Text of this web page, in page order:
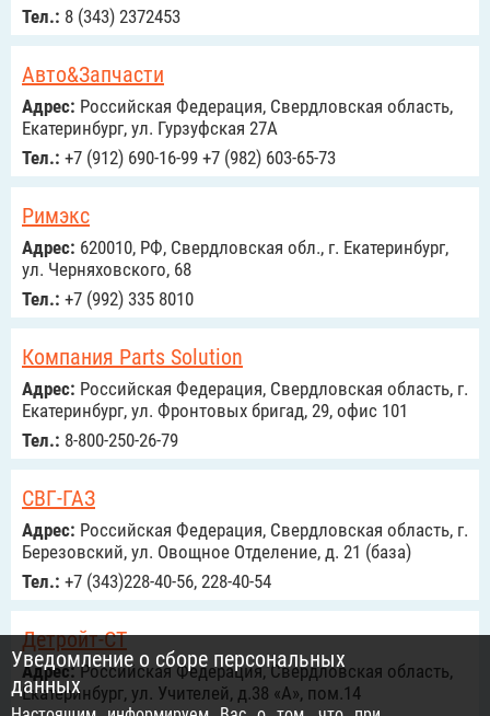
Тел.: 8 (343) 2372453
Авто&Запчасти
Адрес: Российcкая Федерация, Свердловская область,
Екатеринбург, ул. Гурзуфская 27А
Тел.: +7 (912) 690-16-99 +7 (982) 603-65-73
Римэкс
Адрес: 620010, РФ, Свердловская обл., г. Екатеринбург,
ул. Черняховского, 68
Тел.: +7 (992) 335 8010
Компания Parts Solution
Адрес: Российcкая Федерация, Свердловская область, г.
Екатеринбург, ул. Фронтовых бригад, 29, офис 101
Тел.: 8-800-250-26-79
СВГ-ГАЗ
Адрес: Российcкая Федерация, Свердловская область, г.
Березовский, ул. Овощное Отделение, д. 21 (база)
Тел.: +7 (343)228-40-56, 228-40-54
Детройт-СТ
Адрес:Российcкая Федерация, Свердловская область,
Екатеринбург, ул. Учителей, д.38 «А», пом.14
Уведомление о сборе персональных
данных